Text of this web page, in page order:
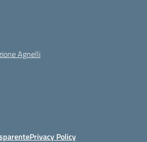
Agnelli
Privacy Policy